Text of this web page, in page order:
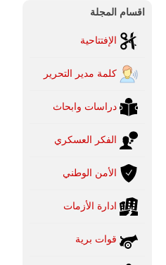
اقسام المجلة
الإفتتاحية
كلمة مدير التحرير
دراسات وابحاث
الفكر العسكري
الأمن الوطني
ادارة الأزمات
قوات برية